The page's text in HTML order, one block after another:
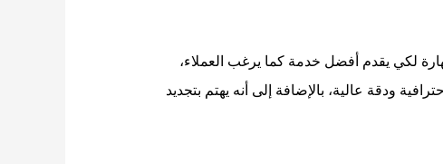
لكي يقدم أفضل خدمة كما يرغب العملاء،
ودقة عالية، بالإضافة إلى أنه يهتم بتجديد